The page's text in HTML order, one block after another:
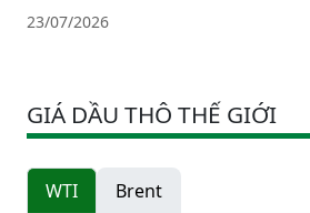
23/07/2026
GIÁ DẦU THÔ THẾ GIỚI
WTI Brent